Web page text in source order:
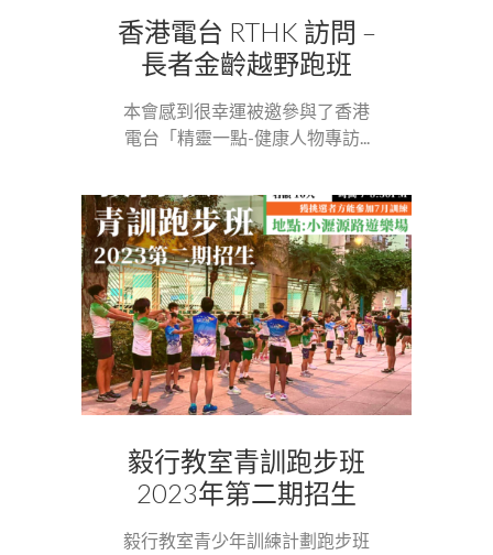
香港電台 RTHK 訪問 –
長者金齡越野跑班
本會感到很幸運被邀參與了香港
電台「精靈一點-健康人物專訪...
毅行教室青訓跑步班
2023年第二期招生
毅行教室青少年訓練計劃跑步班